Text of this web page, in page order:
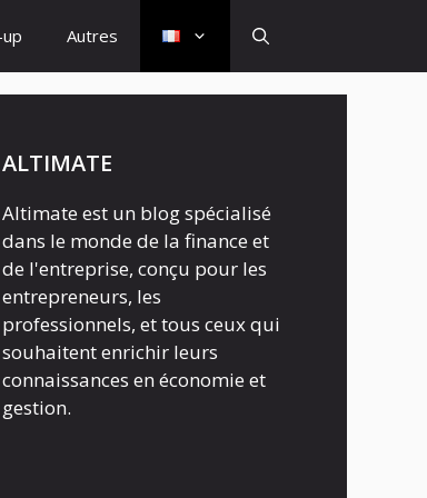
Autres
ALTIMATE
Altimate est un blog spécialisé
dans le monde de la finance et
de l'entreprise, conçu pour les
entrepreneurs, les
professionnels, et tous ceux qui
souhaitent enrichir leurs
connaissances en économie et
gestion.